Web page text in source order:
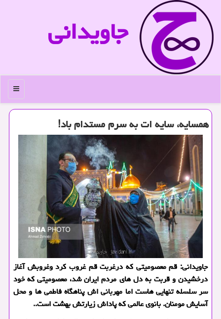
جاویدانی
منو
همسایه، سایه ات به سرم مستدام باد!
جاویدانی: قم معصومیتی که درغربت قم غروب کرد وغروبش آغاز
درخشیدن و قربت به دل های مردم ایران شد، معصومیتی که خود
سر سلسله تنهایی هاست اما مهربانی اش پناهگاه فاطمی ها و محل
آسایش مومنان. بانوی عالمی که پاداش زیارتش بهشت است..